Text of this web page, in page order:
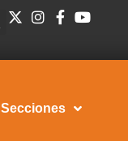
Secciones